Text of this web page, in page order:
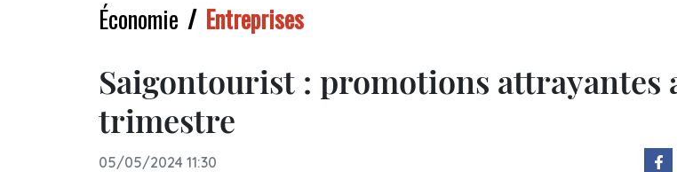
Économie Entreprises
Saigontourist : promotions attrayantes
trimestre
05/05/2024 11:30